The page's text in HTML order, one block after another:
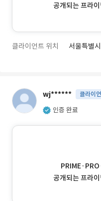
공개되는 프라
클라이언트 위치 서울특별
wj****** 클라이
인증 완료
공개되는 프라